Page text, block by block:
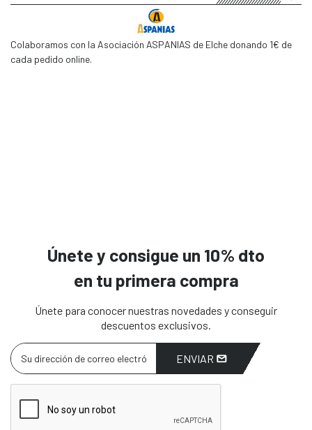
Colaboramos con la Asociación ASPANIAS de Elche donando 1€ de
cada pedido online.
Únete y consigue un 10% dto
en tu primera compra
Únete para conocer nuestras novedades y conseguir
descuentos exclusivos.
ENVIAR